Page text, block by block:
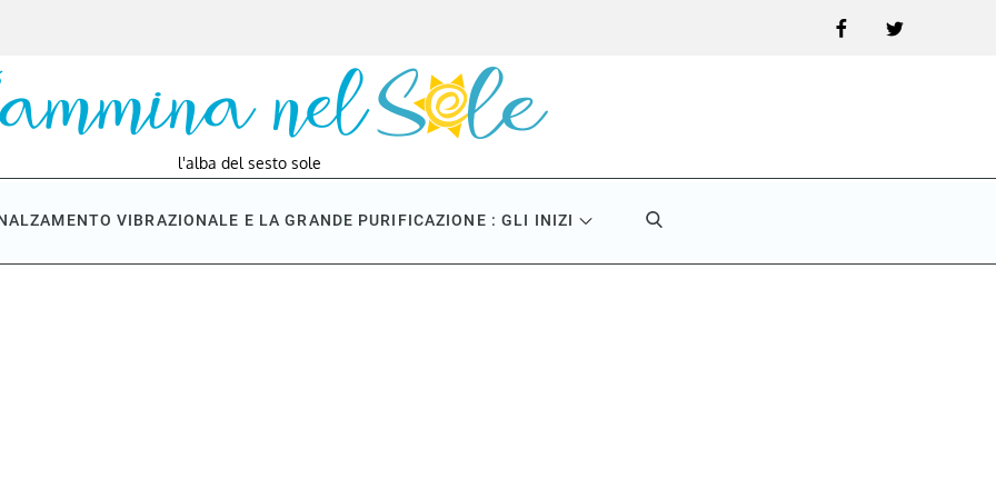
FacebookTwitter
l'alba del sesto sole
VIBRAZIONALE E LA GRANDE PURIFICAZIONE : GLI INIZI